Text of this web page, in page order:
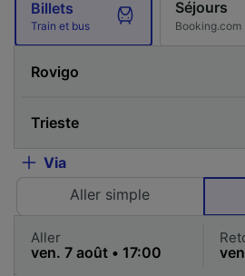
Billets
Train et bus
Séjours
Booking.com
Via
Aller simple
Aller